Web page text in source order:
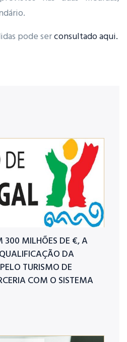
pode serconsultado aqui.
300 MILHÕES DE €, A
DA
TURISMO DE
COM O SISTEMA